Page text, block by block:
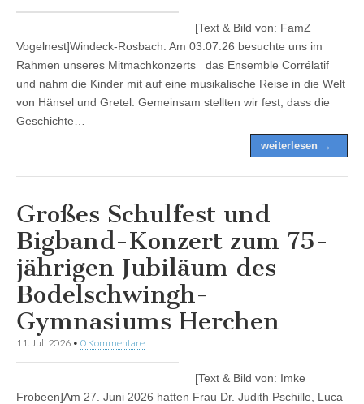
[Text & Bild von: FamZ
Vogelnest]Windeck-Rosbach. Am 03.07.26 besuchte uns im
Rahmen unseres Mitmachkonzerts das Ensemble Corrélatif
und nahm die Kinder mit auf eine musikalische Reise in die Welt
von Hänsel und Gretel. Gemeinsam stellten wir fest, dass die
Geschichte…
weiterlesen →
Großes Schulfest und
Bigband-Konzert zum 75-
jährigen Jubiläum des
Bodelschwingh-
Gymnasiums Herchen
11. Juli 2026 • 0 Kommentare
[Text & Bild von: Imke
Frobeen]Am 27. Juni 2026 hatten Frau Dr. Judith Pschille, Luca